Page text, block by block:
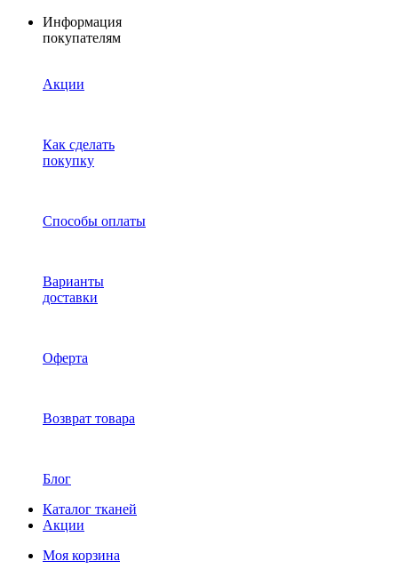
Информация
покупателям
Акции
Как сделать
покупку
Способы оплаты
Варианты
доставки
Оферта
Возврат товара
Блог
Каталог тканей
Акции
Моя корзина